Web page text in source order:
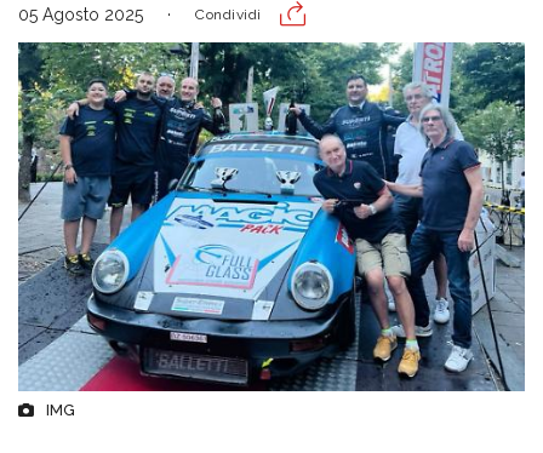
05 Agosto 2025 Condividi
IMG